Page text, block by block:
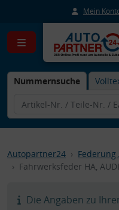
Mein
Nummernsuche
Autopartner24
Fahrwerksfeder HA,
Die Angaben zu